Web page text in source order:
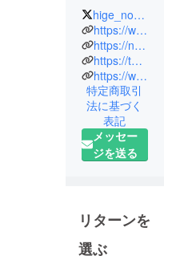
21歳で珈
琲・紅茶専
門店を開
業。31歳で
現場を離
れ、プロ
デュース業
に専念。
た、カフェ
の専門学校
hige_no_master
https://www.instagram.com/coffee_nikki/
https://note.com/suplemocoffee
https://twitter.com/hige_no_master
https://www.facebook.com/coffeenikki0915/
特定商取引
法に基づく
表記
メッセー
ジを送る
リターンを
選ぶ